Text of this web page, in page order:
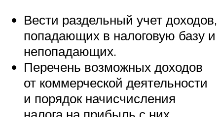
Вести раздельный учет доходов,
попадающих в налоговую базу и
непопадающих.
Перечень возможных доходов
от коммерческой деятельности
и порядок начисчисления